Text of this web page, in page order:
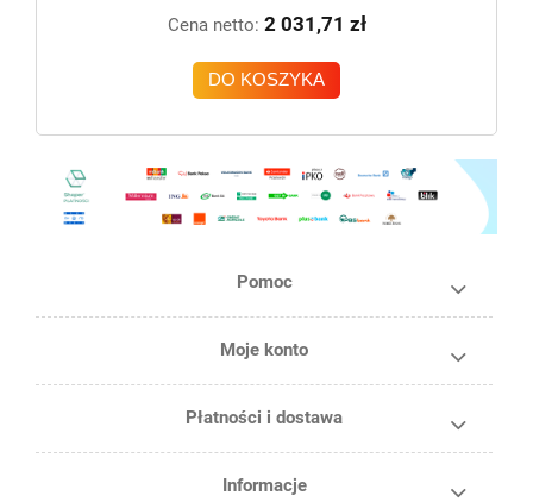
Cena netto: 2 031,71 zł
DO KOSZYKA
Pomoc
Moje konto
Płatności i dostawa
Informacje